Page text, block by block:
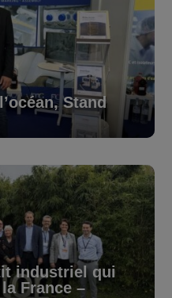
Stand
industriel qui
France –